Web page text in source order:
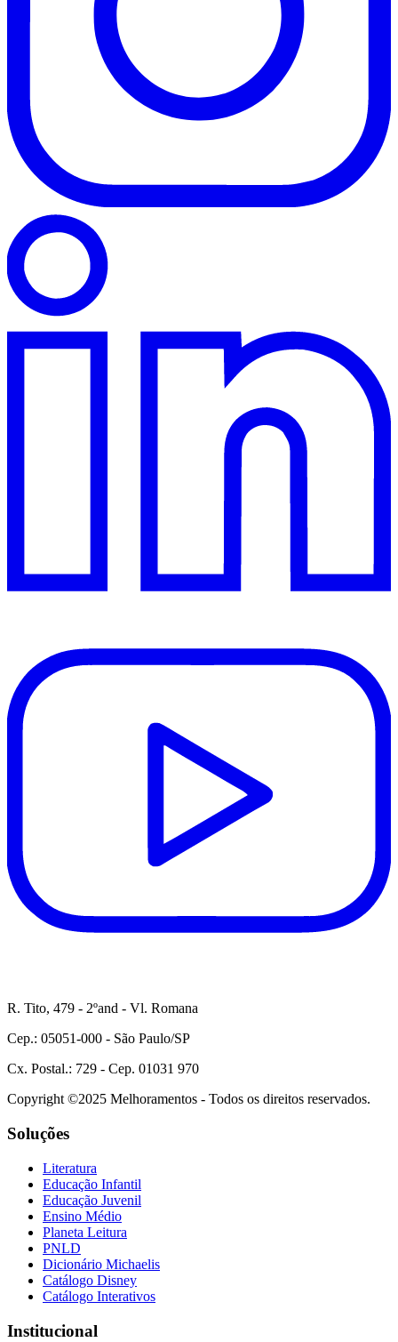
R. Tito, 479 - 2ºand - Vl. Romana
Cep.: 05051-000 - São Paulo/SP
Cx. Postal.: 729 - Cep. 01031 970
Copyright ©2025 Melhoramentos - Todos os direitos reservados.
Soluções
Literatura
Educação Infantil
Educação Juvenil
Ensino Médio
Planeta Leitura
PNLD
Dicionário Michaelis
Catálogo Disney
Catálogo Interativos
Institucional